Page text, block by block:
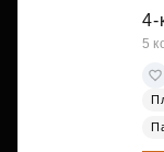
4-
5